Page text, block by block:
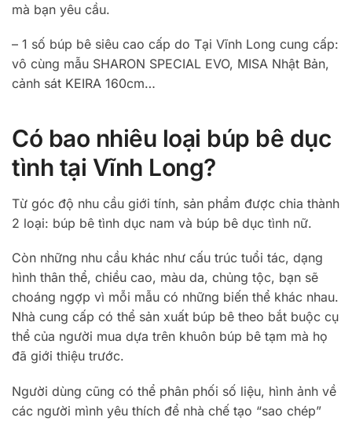
mà bạn yêu cầu.
– 1 số búp bê siêu cao cấp do Tại Vĩnh Long cung cấp:
vô cùng mẫu SHARON SPECIAL EVO, MISA Nhật Bản,
cảnh sát KEIRA 160cm…
Có bao nhiêu loại búp bê dục
tình tại Vĩnh Long?
Từ góc độ nhu cầu giới tính, sản phẩm được chia thành
2 loại: búp bê tình dục nam và búp bê dục tình nữ.
Còn những nhu cầu khác như cấu trúc tuổi tác, dạng
hình thân thể, chiều cao, màu da, chủng tộc, bạn sẽ
choáng ngợp vì mỗi mẫu có những biến thể khác nhau.
Nhà cung cấp có thể sản xuất búp bê theo bắt buộc cụ
thể của người mua dựa trên khuôn búp bê tạm mà họ
đã giới thiệu trước.
Người dùng cũng có thể phân phối số liệu, hình ảnh về
các người mình yêu thích để nhà chế tạo “sao chép”